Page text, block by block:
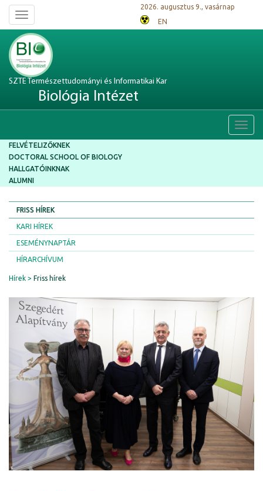
Toggle
navigation
2026. augusztus 9., vasárnap
EN
SZTE Természettudományi és Informatikai Kar
Biológia Intézet
FELVÉTELIZŐKNEK
DOCTORAL SCHOOL OF BIOLOGY
HALLGATÓINKNAK
ALUMNI
FRISS HÍREK
KARI HÍREK
ESEMÉNYNAPTÁR
HÍRARCHÍVUM
Hírek Friss hírek